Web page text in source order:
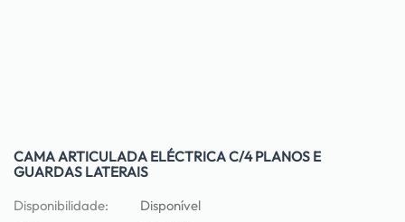
CAMA ARTICULADA ELÉCTRICA C/4 PLANOS E
GUARDAS LATERAIS
Disponibilidade:
Disponível